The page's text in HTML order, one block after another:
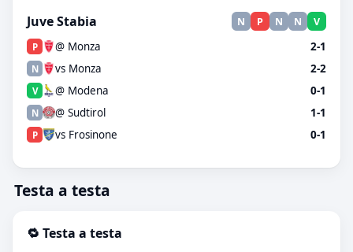
Juve Stabia N P N N V
P @ Monza 2-1
N vs Monza 2-2
V @ Modena 0-1
N @ Sudtirol 1-1
P vs Frosinone 0-1
Testa a testa
🔁 Testa a testa